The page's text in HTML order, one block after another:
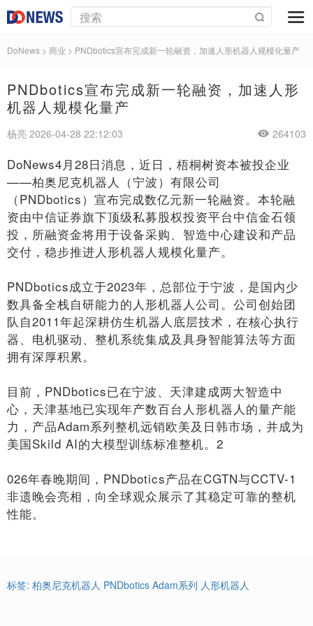
DoNews > 商业 > PNDbotics宣布完成新一轮融资，加速人形机器人规模化量产
PNDbotics宣布完成新一轮融资，加速人形
机器人规模化量产
杨亮 2026-04-28 22:12:03 264103
DoNews4月28日消息，近日，梧桐树资本被投企业
——柏奥尼克机器人（宁波）有限公司
（PNDbotics）宣布完成数亿元新一轮融资。本轮融
资由中信证券旗下顶级私募股权投资平台中信金石领
投，所融资金将用于设备采购、智造中心建设和产品
交付，稳步推进人形机器人规模化量产。
PNDbotics成立于2023年，总部位于宁波，是国内少
数具备全栈自研能力的人形机器人公司。公司创始团
队自2011年起深耕仿生机器人底层技术，在核心执行
器、电机驱动、整机系统集成及具身智能算法等方面
拥有深厚积累。
目前，PNDbotics已在宁波、天津建成两大智造中
心，天津基地已实现年产数百台人形机器人的量产能
力，产品Adam系列整机远销欧美及日韩市场，并成为
美国Skild AI的大模型训练标准整机。2
026年春晚期间，PNDbotics产品在CGTN与CCTV-1
非遗晚会亮相，向全球观众展示了其稳定可靠的整机
性能。
标签: 柏奥尼克机器人 PNDbotics Adam系列 人形机器人